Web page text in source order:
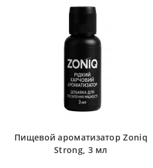
Пищевой ароматизатор Zoniq
Strong, 3 мл